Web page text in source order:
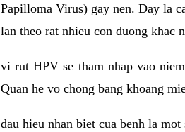
Papilloma Virus) gay nen. Day la
lan theo rat nhieu con duong khac
vi rut HPV se tham nhap vao
Quan he vo chong bang khoang
dau hieu nhan biet cua benh la